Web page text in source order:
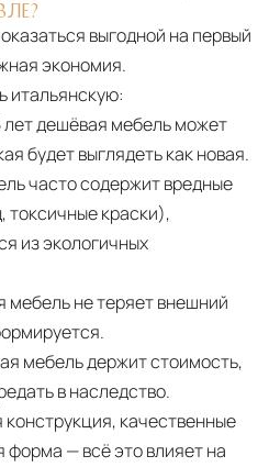
выгодной на первый
экономия.
итальянскую:
лет дешёвая мебель может
будет выглядеть как новая.
часто содержит вредные
токсичные краски),
из экологичных
мебель не теряет внешний
мебель держит стоимость,
в наследство.
качественные
форма — всё это влияет на